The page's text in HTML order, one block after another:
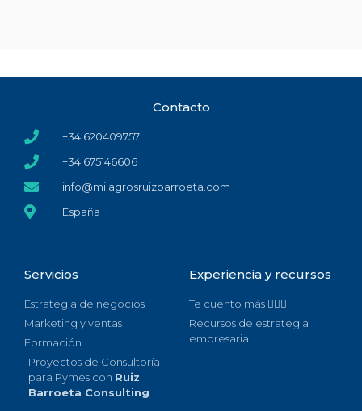
Contacto
+34 620409757
+34 675146606
info@milagrosruizbarroeta.com
España
Servicios
Estrategia de negocios
Marketing y ventas
Formación
Proyectos de Consultoría
para Pymes con Ruiz
Barroeta Consulting
Experiencia y recursos
Te cuento más 🙋🏻‍♀️
Recursos de estrategia
empresarial